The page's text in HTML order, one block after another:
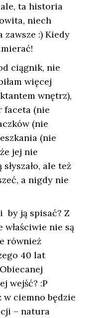
ta historia
niech
:) Kiedy
ciągnik, nie
więcej
wnętrz),
faceta (nie
(nie
(nie
jej nie
ale też
a nigdy nie
by ją spisać? Z
nie są
również
40 lat
wejść? :P
w ciemno będzie
– natura